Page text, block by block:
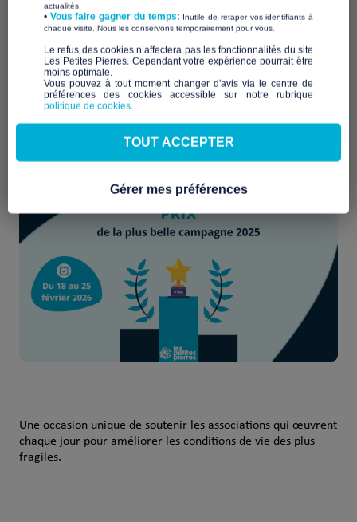
Chaque année, Les Petites Pierres met à l’honneur l’énergie,
la créativité et l’engagement des associations qui mènent des
Pour cette9ᵉ édition du Prix de la plus belle campagne
nous vous invitons, vous, citoyens, donateurs, partenaires,
curieux, à prendre part à cette belle aventure humaine.
18 au 25 février 2026, vous serez invités à voter pour
Une occasion unique de soutenir les associations qui œuvrent
chaque jour pour améliorer les conditions de vie des plus
fragiles.
actualités.
​• Vous faire gagner du temps: Inutile de retaper vos identifiants à
chaque visite. Nous les conservons temporairement pour vous.
​Le refus des cookies n’affectera pas les fonctionnalités du site
Les Petites Pierres. Cependant votre expérience pourrait être
moins optimale.​
Vous pouvez à tout moment changer d'avis via le centre de
préférences des cookies accessible sur notre rubrique
politique de cookies.
TOUT ACCEPTER
Gérer mes préférences